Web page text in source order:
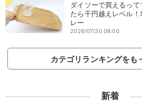
ダイソーで買えるっ
たら千円越えレベル
レー
2026/07/30 08:00
カテゴリランキングをも
新着